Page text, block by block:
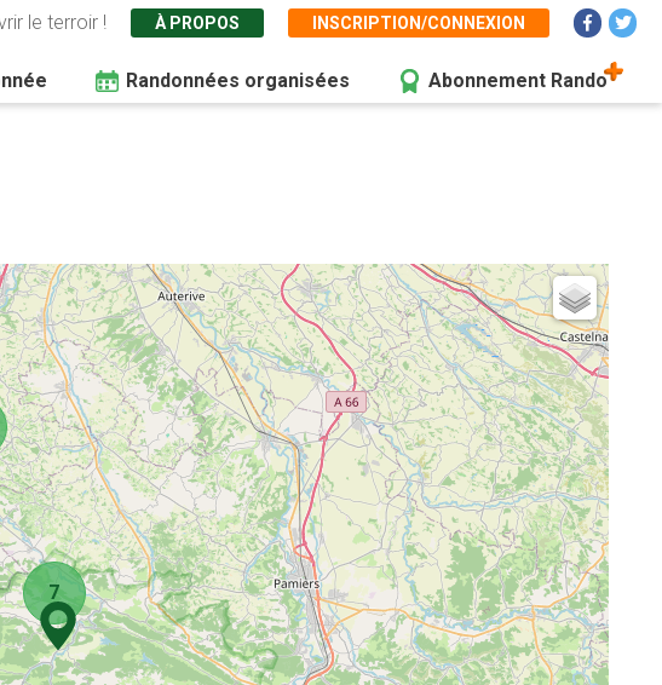
le terroir ! À PROPOS INSCRIPTION/CONNEXION
Randonnées organisées Abonnement Rando
7